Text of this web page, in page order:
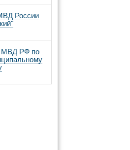
России
МВД РФ по